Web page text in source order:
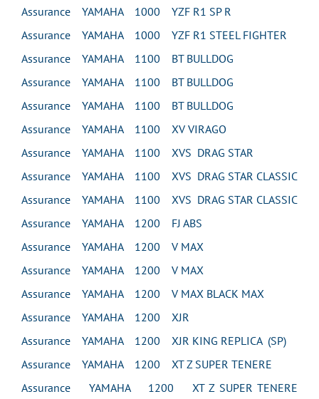
Assurance YAMAHA 1000 YZF R1 SP R
Assurance YAMAHA 1000 YZF R1 STEEL FIGHTER
Assurance YAMAHA 1100 BT BULLDOG
Assurance YAMAHA 1100 BT BULLDOG
Assurance YAMAHA 1100 BT BULLDOG
Assurance YAMAHA 1100 XV VIRAGO
Assurance YAMAHA 1100 XVS DRAG STAR
Assurance YAMAHA 1100 XVS DRAG STAR CLASSIC
Assurance YAMAHA 1100 XVS DRAG STAR CLASSIC
Assurance YAMAHA 1200 FJ ABS
Assurance YAMAHA 1200 V MAX
Assurance YAMAHA 1200 V MAX
Assurance YAMAHA 1200 V MAX BLACK MAX
Assurance YAMAHA 1200 XJR
Assurance YAMAHA 1200 XJR KING REPLICA (SP)
Assurance YAMAHA 1200 XT Z SUPER TENERE
Assurance YAMAHA 1200 XT Z SUPER TENERE